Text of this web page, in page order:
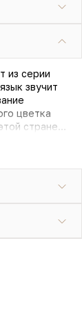
из серии
звучит
цветка
стране
него раз и
Такая
аромату